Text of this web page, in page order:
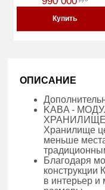
Купить
ОПИСАНИЕ
KABA -
Хранилище
меньше
Благодаря
конструкции
в интерьер